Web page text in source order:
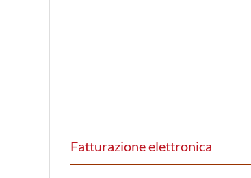
Fatturazione elettronica